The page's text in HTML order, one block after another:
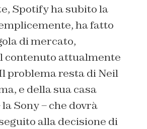
Spotify ha subito la
ha fatto
di mercato,
contenuto attualmente
problema resta di Neil
e della sua casa
Sony – che dovrà
alla decisione di